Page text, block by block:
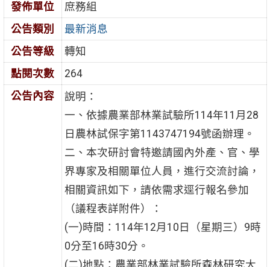
發佈單位
庶務組
公告類別
最新消息
公告等級
轉知
點閱次數
264
公告內容
說明：
一、依據農業部林業試驗所114年11月28
日農林試保字第1143747194號函辦理。
二、本次研討會特邀請國內外產、官、學
界專家及相關單位人員，進行交流討論，
相關資訊如下，請依需求逕行報名參加
（議程表詳附件）：
(一)時間：114年12月10日（星期三）9時
0分至16時30分。